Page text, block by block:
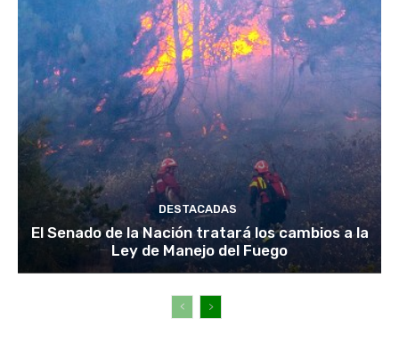
DESTACADAS
El Senado de la Nación tratará los cambios a la
Ley de Manejo del Fuego